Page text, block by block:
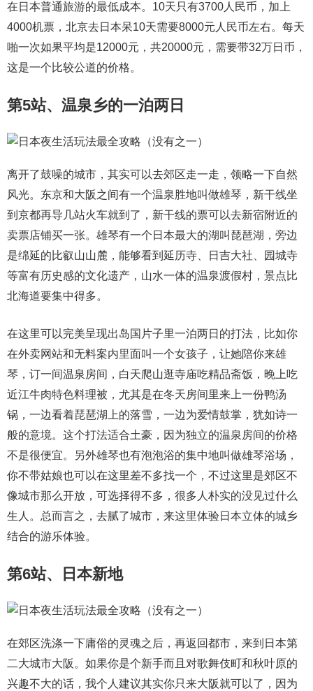
在日本普通旅游的最低成本。10天只有3700人民币，加上
4000机票，北京去日本呆10天需要8000元人民币左右。每天
啪一次如果平均是12000元，共20000元，需要带32万日币，
这是一个比较公道的价格。
第5站、温泉乡的一泊两日
离开了鼓噪的城市，其实可以去郊区走一走，领略一下自然
风光。东京和大阪之间有一个温泉胜地叫做雄琴，新干线坐
到京都再导几站火车就到了，新干线的票可以去新宿附近的
卖票店铺买一张。雄琴有一个日本最大的湖叫琵琶湖，旁边
是绵延的比叡山山麓，能够看到延历寺、日吉大社、园城寺
等富有历史感的文化遗产，山水一体的温泉渡假村，景点比
北海道要集中得多。
在这里可以完美呈现出岛国片子里一泊两日的打法，比如你
在外卖网站和无料案内里面叫一个女孩子，让她陪你来雄
琴，订一间温泉房间，白天爬山逛寺庙吃精品斋饭，晚上吃
近江牛肉特色料理被，尤其是在冬天房间里来上一份鸭汤
锅，一边看着琵琶湖上的落雪，一边为爱情鼓掌，犹如诗一
般的意境。这个打法适合土豪，因为独立的温泉房间的价格
不是很便宜。另外雄琴也有泡泡浴的集中地叫做雄琴浴场，
你不带姑娘也可以在这里差不多找一个，不过这里是郊区不
像城市那么开放，可选择得不多，很多人朴实的没见过什么
生人。总而言之，去腻了城市，来这里体验日本立体的城乡
结合的游乐体验。
第6站、日本新地
在郊区洗涤一下庸俗的灵魂之后，再返回都市，来到日本第
二大城市大阪。如果你是个新手而且对歌舞伎町和秋叶原的
兴趣不大的话，我个人建议其实你只来大阪就可以了，因为